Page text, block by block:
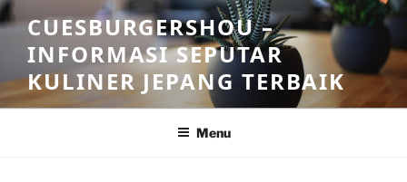
Skip
to
content
CUESBURGERSHOU –
INFORMASI SEPUTAR
KULINER JEPANG TERBAIK
Menu